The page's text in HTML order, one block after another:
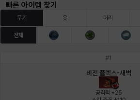
아야 아이솔 아이작 알렉스
에키온 엘레나
빠른 아이템 찾기
무기 옷 머리
전체
#1
비전 플렉스-새벽
공격력 +25